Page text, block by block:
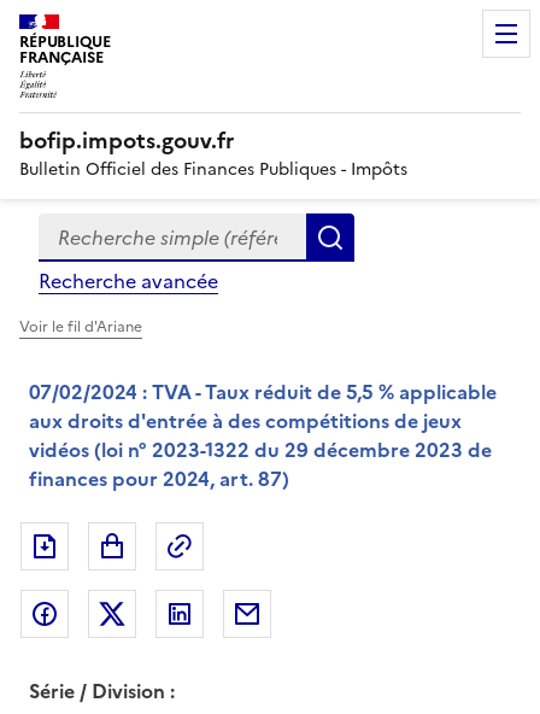
RÉPUBLIQUE
FRANÇAISE
bofip.impots.gouv.fr
Bulletin Officiel des Finances Publiques - Impôts
Formulaire
de
recherche
Recherche simple (références, mots clés, partie du
Recherche avancée
Voir le fil d'Ariane
07/02/2024 : TVA - Taux réduit de 5,5 % applicable
aux droits d'entrée à des compétitions de jeux
vidéos (loi n° 2023-1322 du 29 décembre 2023 de
finances pour 2024, art. 87)
Exporter le document au format pdf
Partager sur Facebook
Partager sur Twitter
Partager sur LinkedIn
Série / Division :